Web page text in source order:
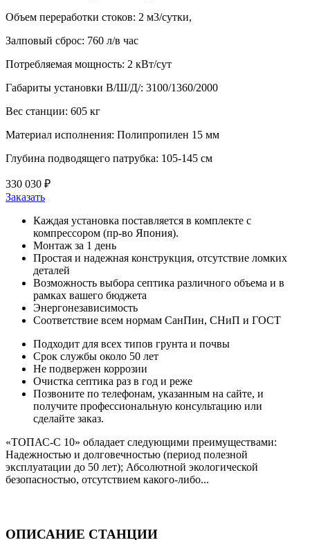
Объем переработки стоков: 2 м3/сутки,
Залповый сброс: 760 л/в час
Потребляемая мощность: 2 кВт/сут
Габариты установки В/Ш/Д/: 3100/1360/2000
Вес станции: 605 кг
Материал исполнения: Полипропилен 15 мм
Глубина подводящего патрубка: 105-145 см
330 030 ₽
Заказать
Каждая установка поставляется в комплекте с
компрессором (пр-во Япония).
Монтаж за 1 день
Простая и надежная конструкция, отсутствие ломких
деталей
Возможность выбора септика различного объема и в
рамках вашего бюджета
Энергонезависимость
Соответствие всем нормам СанПин, СНиП и ГОСТ
Подходит для всех типов грунта и почвы
Срок службы около 50 лет
Не подвержен коррозии
Очистка септика раз в год и реже
Позвоните по телефонам, указанным на сайте, и
получите профессиональную консультацию или
сделайте заказ.
«ТОПАС-С 10» обладает следующими преимуществами:
Надежностью и долговечностью (период полезной
эксплуатации до 50 лет); Абсолютной экологической
безопасностью, отсутствием какого-либо...
ОПИСАНИЕ СТАНЦИИ